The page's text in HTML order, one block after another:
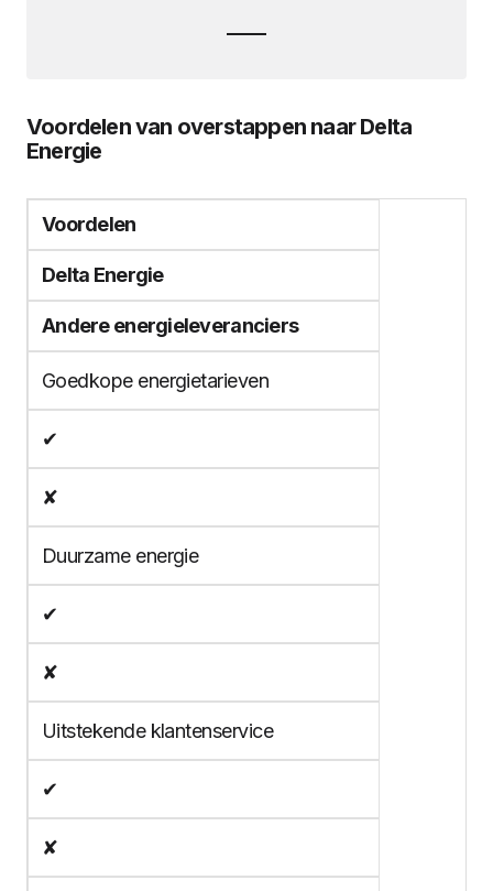
Voordelen van overstappen naar Delta
Energie
Voordelen
Delta Energie
Andere energieleveranciers
Goedkope energietarieven
✔
✘
Duurzame energie
✔
✘
Uitstekende klantenservice
✔
✘